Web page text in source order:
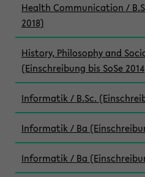
Health Communication /
2018)
History, Philosophy and
(Einschreibung bis SoSe
Informatik / B.Sc.
Informatik / Ba
Informatik / Ba